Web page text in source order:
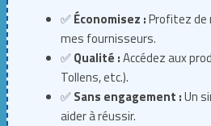
✅Économisez :Profitez de
mes fournisseurs.
✅Qualité :Accédez aux
Tollens, etc.).
✅Sans engagement :Un
aider à réussir.